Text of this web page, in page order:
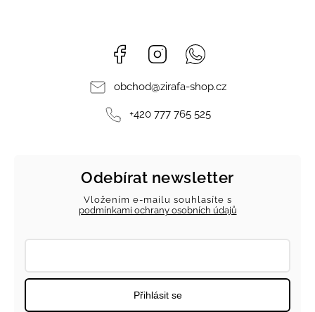
Facebook Instagram
obchod@zirafa-shop.cz
+420 777 765 525
Odebírat newsletter
Vložením e-mailu souhlasíte s
podmínkami ochrany osobních údajů
Přihlásit se